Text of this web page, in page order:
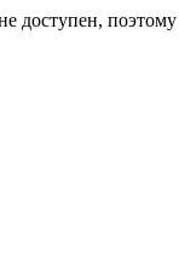
доступен,